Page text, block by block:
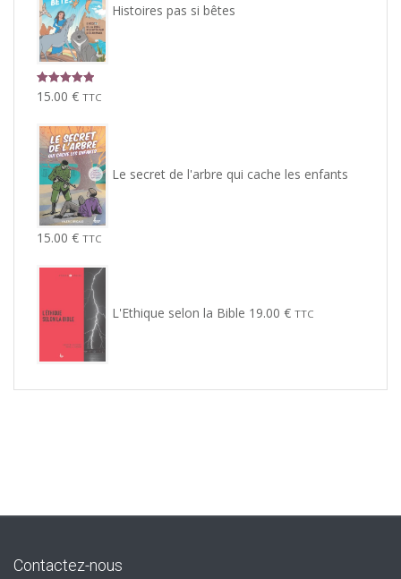
Histoires pas si bêtes
Note 5.00
15.00 € TTC
Le secret de l'arbre qui cache les enfants
15.00 € TTC
L'Ethique selon la Bible 19.00 € TTC
Contactez-nous